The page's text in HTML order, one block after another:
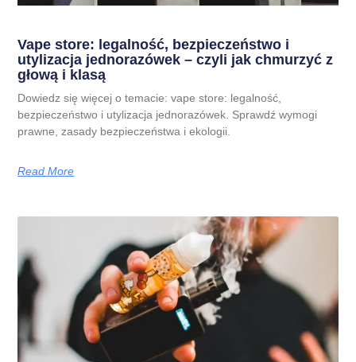
Vape store: legalność, bezpieczeństwo i
utylizacja jednorazówek – czyli jak chmurzyć z
głową i klasą
Dowiedz się więcej o temacie: vape store: legalność,
bezpieczeństwo i utylizacja jednorazówek. Sprawdź wymogi
prawne, zasady bezpieczeństwa i ekologii.
Read More